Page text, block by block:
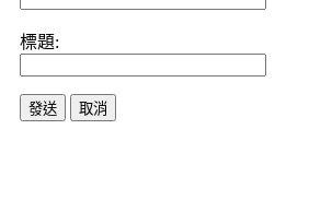
標題:
發送 取消